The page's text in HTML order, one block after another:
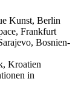
Kunst, Berlin
Frankfurt
Bosnien-
Kroatien
in